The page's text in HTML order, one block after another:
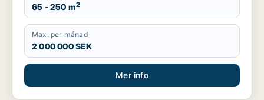
65 - 250 m2
Max. per månad
2 000 000 SEK
Mer info